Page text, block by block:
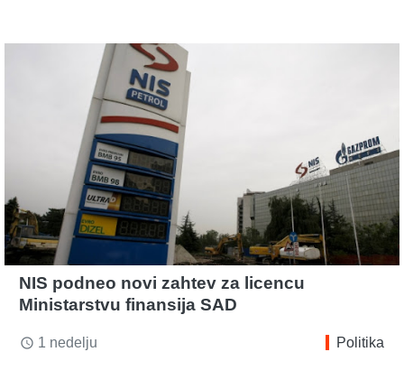
NIS podneo novi zahtev za licencu
Ministarstvu finansija SAD
access_time 1 nedelju Politika